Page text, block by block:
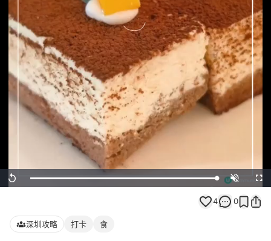
Replay Loaded:
100.00%
Unmute
4 0
深圳攻略 打卡 食